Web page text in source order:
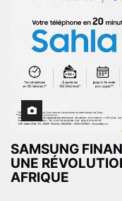
SAMSUNG
UNE
AFRIQUE